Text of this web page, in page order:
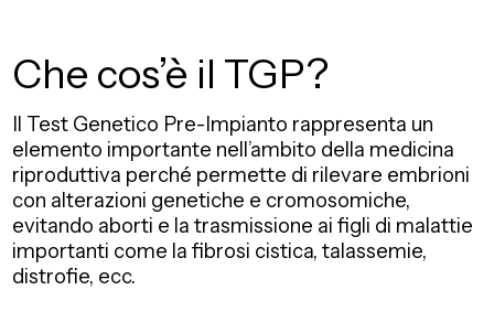
Che cos’è il TGP?
Il Test Genetico Pre-Impianto rappresenta un
elemento importante nell’ambito della medicina
riproduttiva perché permette di rilevare embrioni
con alterazioni genetiche e cromosomiche,
evitando aborti e la trasmissione ai figli di malattie
importanti come la fibrosi cistica, talassemie,
distrofie, ecc.